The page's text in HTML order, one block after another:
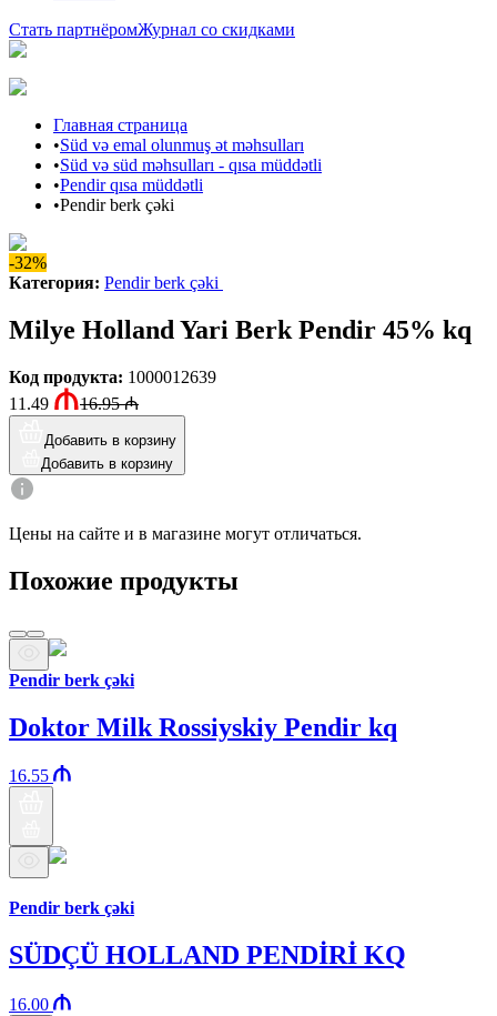
Стать партнёромЖурнал со скидками
Главная страница
•Süd və emal olunmuş ət məhsulları
•Süd və süd məhsulları - qısa müddətli
•Pendir qısa müddətli
•Pendir berk çəki
-32%
Категория: Pendir berk çəki
Milye Holland Yari Berk Pendir 45% kq
Код продукта: 1000012639
11.49
16.95₼
Добавить в корзину
Добавить в корзину
Цены на сайте и в магазине могут отличаться.
Похожие продукты
Pendir berk çəki
Doktor Milk Rossiyskiy Pendir kq
16.55
Pendir berk çəki
SÜDÇÜ HOLLAND PENDİRİ KQ
16.00